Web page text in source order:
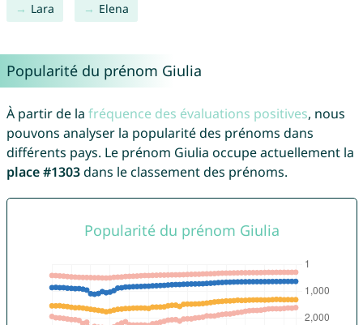
Lara Elena
Popularité du prénom Giulia
À partir de la fréquence des évaluations positives, nous
pouvons analyser la popularité des prénoms dans
différents pays. Le prénom Giulia occupe actuellement la
place #1303dans le classement des prénoms.